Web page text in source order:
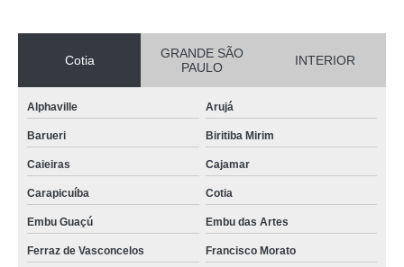
Cotia
GRANDE SÃO
PAULO
INTERIOR
Alphaville Arujá
Barueri Biritiba Mirim
Caieiras Cajamar
Carapicuíba Cotia
Embu Guaçú Embu das Artes
Ferraz de Vasconcelos Francisco Morato